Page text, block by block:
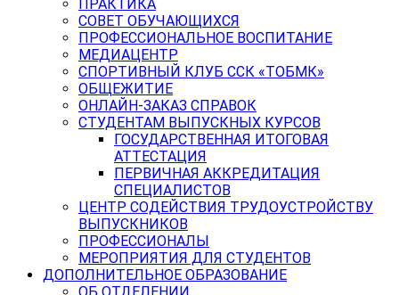
ПРАКТИКА
СОВЕТ ОБУЧАЮЩИХСЯ
ПРОФЕССИОНАЛЬНОЕ ВОСПИТАНИЕ
МЕДИАЦЕНТР
СПОРТИВНЫЙ КЛУБ ССК «ТОБМК»
ОБЩЕЖИТИЕ
ОНЛАЙН-ЗАКАЗ СПРАВОК
СТУДЕНТАМ ВЫПУСКНЫХ КУРСОВ
ГОСУДАРСТВЕННАЯ ИТОГОВАЯ
АТТЕСТАЦИЯ
ПЕРВИЧНАЯ АККРЕДИТАЦИЯ
СПЕЦИАЛИСТОВ
ЦЕНТР СОДЕЙСТВИЯ ТРУДОУСТРОЙСТВУ
ВЫПУСКНИКОВ
ПРОФЕССИОНАЛЫ
МЕРОПРИЯТИЯ ДЛЯ СТУДЕНТОВ
ДОПОЛНИТЕЛЬНОЕ ОБРАЗОВАНИЕ